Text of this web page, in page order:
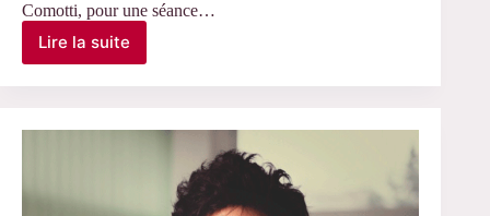
Comotti, pour une séance…
Lire la suite
Le
–